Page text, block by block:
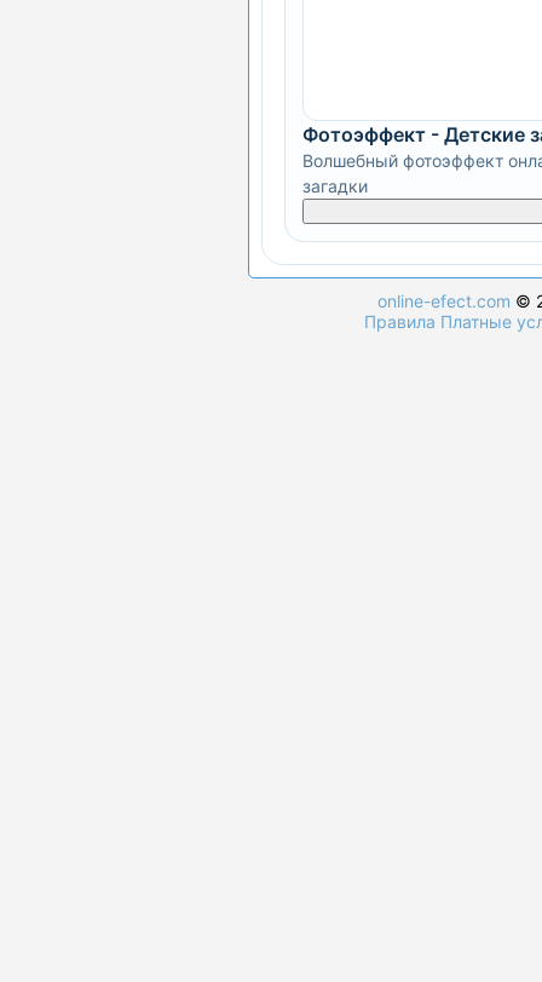
Фотоэффект - Детские
Волшебный фотоэффект
загадки
online-efect.com ©
Правила Платные